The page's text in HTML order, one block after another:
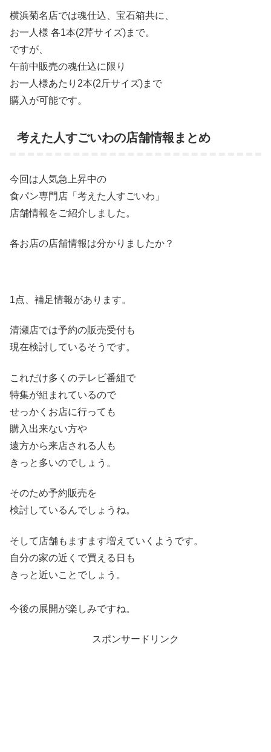
横浜菊名店では魂仕込、宝石箱共に、
お一人様 各1本(2芹サイズ)まで。
ですが、
午前中販売の魂仕込に限り
お一人様あたり2本(2斤サイズ)まで
購入が可能です。
考えた人すごいわの店舗情報まとめ
今回は人気急上昇中の
食パン専門店「考えた人すごいわ」
店舗情報をご紹介しました。
各お店の店舗情報は分かりましたか？
1点、補足情報があります。
清瀬店では予約の販売受付も
現在検討しているそうです。
これだけ多くのテレビ番組で
特集が組まれているので
せっかくお店に行っても
購入出来ない方や
遠方から来店される人も
きっと多いのでしょう。
そのため予約販売を
検討しているんでしょうね。
そして店舗もますます増えていくようです。
自分の家の近くで買える日も
きっと近いことでしょう。
今後の展開が楽しみですね。
スポンサードリンク